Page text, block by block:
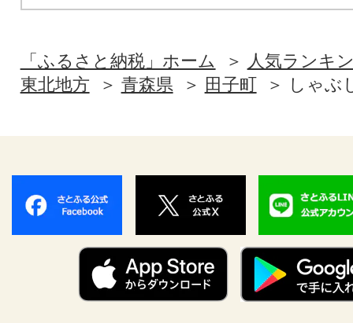
「ふるさと納税」ホーム
人気ランキ
東北地方
青森県 田子町 しゃぶ